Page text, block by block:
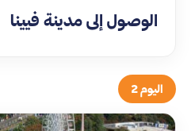
الوصول إلى مدينة فيينا
اليوم 2